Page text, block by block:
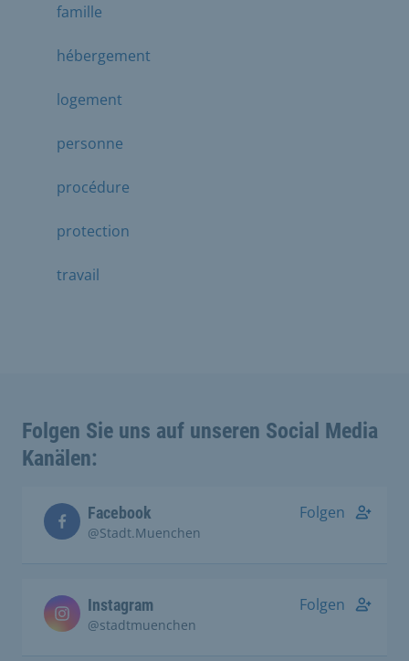
famille
hébergement
logement
personne
procédure
protection
travail
Folgen Sie uns auf unseren Social Media
Kanälen:
Facebook
@Stadt.Muenchen
Folgen
Instagram
@stadtmuenchen
Folgen